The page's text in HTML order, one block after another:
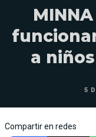
a
5
Compartir en redes